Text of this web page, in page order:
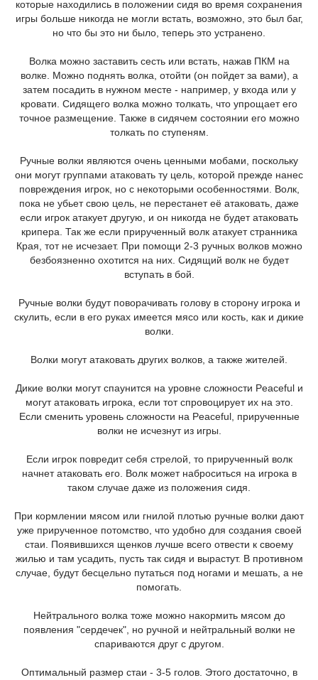
которые находились в положении сидя во время сохранения
игры больше никогда не могли встать, возможно, это был баг,
но что бы это ни было, теперь это устранено.
Волка можно заставить сесть или встать, нажав ПКМ на
волке. Можно поднять волка, отойти (он пойдет за вами), а
затем посадить в нужном месте - например, у входа или у
кровати. Сидящего волка можно толкать, что упрощает его
точное размещение. Также в сидячем состоянии его можно
толкать по ступеням.
Ручные волки являются очень ценными мобами, поскольку
они могут группами атаковать ту цель, которой прежде нанес
повреждения игрок, но с некоторыми особенностями. Волк,
пока не убьет свою цель, не перестанет её атаковать, даже
если игрок атакует другую, и он никогда не будет атаковать
крипера. Так же если прирученный волк атакует странника
Края, тот не исчезает. При помощи 2-3 ручных волков можно
безбоязненно охотится на них. Сидящий волк не будет
вступать в бой.
Ручные волки будут поворачивать голову в сторону игрока и
скулить, если в его руках имеется мясо или кость, как и дикие
волки.
Волки могут атаковать других волков, а также жителей.
Дикие волки могут спаунится на уровне сложности Peaceful и
могут атаковать игрока, если тот спровоцирует их на это.
Если сменить уровень сложности на Peaceful, прирученные
волки не исчезнут из игры.
Если игрок повредит себя стрелой, то прирученный волк
начнет атаковать его. Волк может наброситься на игрока в
таком случае даже из положения сидя.
При кормлении мясом или гнилой плотью ручные волки дают
уже прирученное потомство, что удобно для создания своей
стаи. Появившихся щенков лучше всего отвести к своему
жилью и там усадить, пусть так сидя и вырастут. В противном
случае, будут бесцельно путаться под ногами и мешать, а не
помогать.
Нейтрального волка тоже можно накормить мясом до
появления "сердечек", но ручной и нейтральный волки не
спариваются друг с другом.
Оптимальный размер стаи - 3-5 голов. Этого достаточно, в